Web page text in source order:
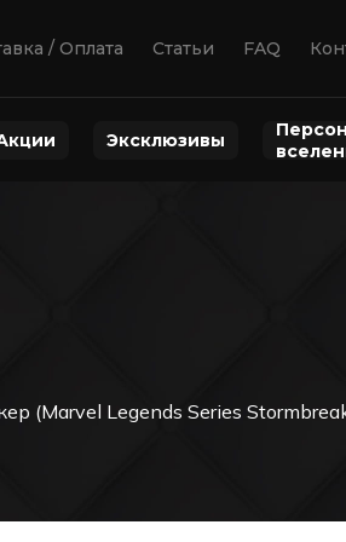
/ Оплата Статьи FAQ
Эксклюзивы
Legends Series